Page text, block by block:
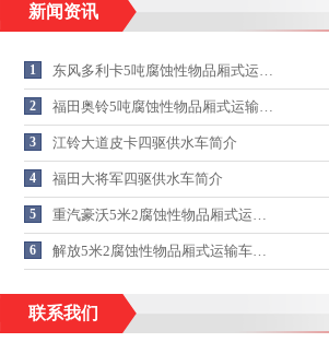
新闻资讯
1 东风多利卡5吨腐蚀性物品厢式运…
2 福田奥铃5吨腐蚀性物品厢式运输…
3 江铃大道皮卡四驱供水车简介
4 福田大将军四驱供水车简介
5 重汽豪沃5米2腐蚀性物品厢式运…
6 解放5米2腐蚀性物品厢式运输车…
联系我们